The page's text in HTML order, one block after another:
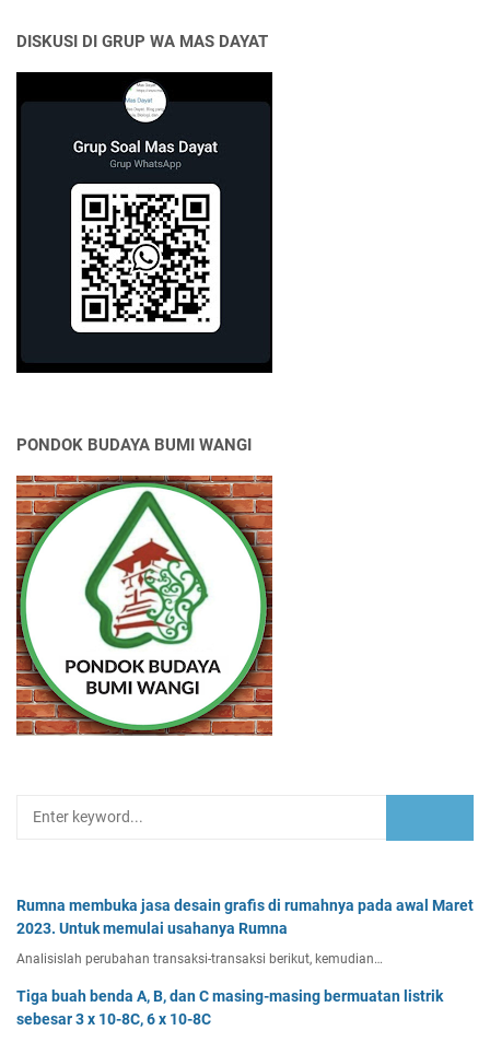
DISKUSI DI GRUP WA MAS DAYAT
PONDOK BUDAYA BUMI WANGI
Rumna membuka jasa desain grafis di rumahnya pada awal Maret
2023. Untuk memulai usahanya Rumna
Analisislah perubahan transaksi-transaksi berikut, kemudian…
Tiga buah benda A, B, dan C masing-masing bermuatan listrik
sebesar 3 x 10-8C, 6 x 10-8C